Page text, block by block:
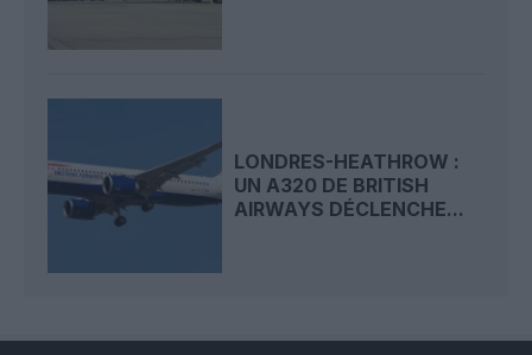
LONDRES-HEATHROW :
UN A320 DE BRITISH
AIRWAYS DÉCLENCHE...